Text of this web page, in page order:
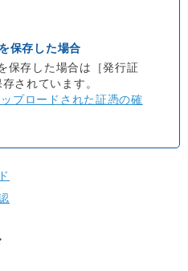
保存した場合
保存した場合は［発行証
されています。
プロードされた証憑の確